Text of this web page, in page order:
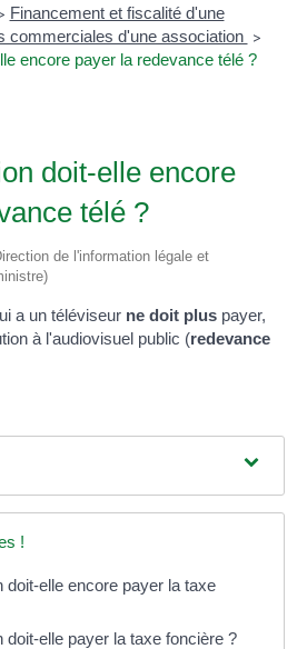
Financement et fiscalité d'une
commerciales d'une association >
encore payer la redevance télé ?
doit-elle encore
télé ?
de l'information légale et
a un téléviseur ne doit plus payer,
à l'audiovisuel public (redevance
!
doit-elle encore payer la taxe
doit-elle payer la taxe foncière ?